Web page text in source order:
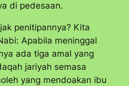
di pedesaan.
penitipannya? Kita
Apabila meninggal
ada tiga amal yang
jariyah semasa
yang mendoakan ibu